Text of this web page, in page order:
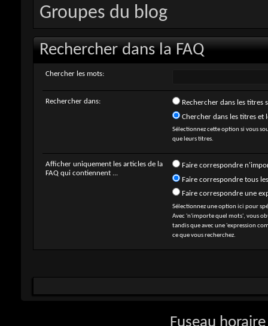
Groupes du blog
Rechercher dans la FAQ
Chercher les mots:
Rechercher dans:
Rechercher dans les titres
Chercher dans les titres et
Sélectionnez cette option si vous
que leurs titres.
Afficher uniquement les articles de la
FAQ qui contiennent ...
Faire correspondre
Faire correspondre tous
Faire correspondre une
Sélectionnez une option ici pour
Avec 'n'importe quel mots', vous
tandis que avec une 'expression
ce que vous recherchez.
Fuseau